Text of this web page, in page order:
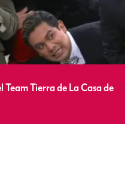
Tierra de La Casa de